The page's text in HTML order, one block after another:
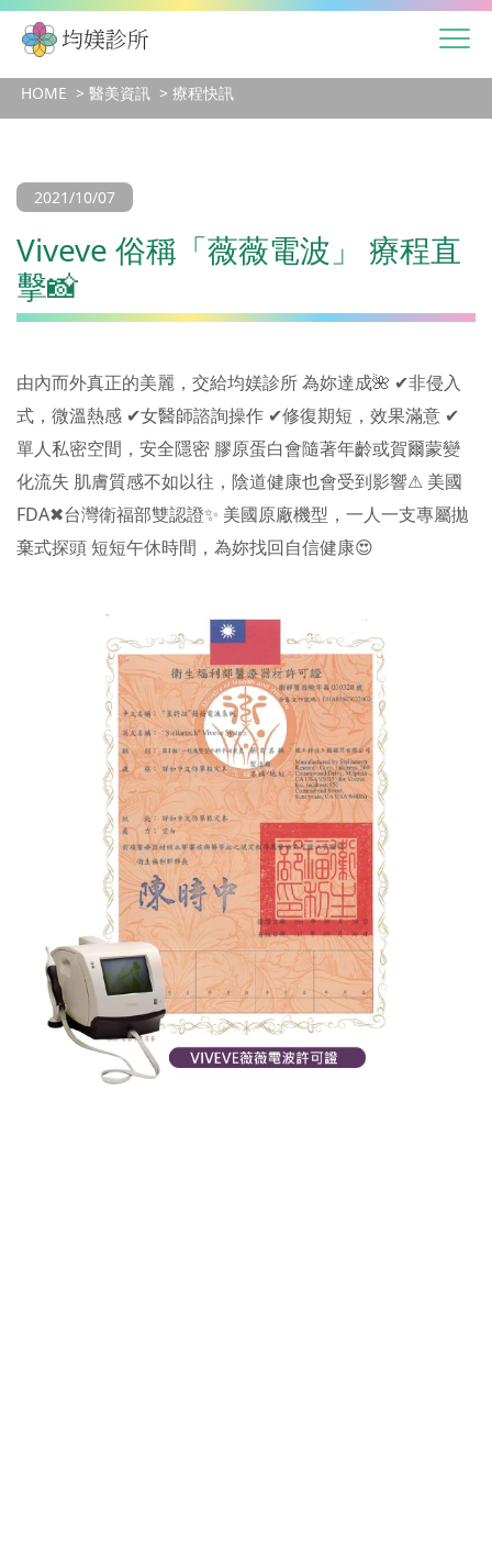
HOME 醫美資訊 療程快訊
2021/10/07
Viveve 俗稱「薇薇電波」 療程直
擊📸
由內而外真正的美麗，交給均媄診所 為妳達成🌺 ✔非侵入
式，微溫熱感 ✔女醫師諮詢操作 ✔修復期短，效果滿意 ✔
單人私密空間，安全隱密 膠原蛋白會隨著年齡或賀爾蒙變
化流失 肌膚質感不如以往，陰道健康也會受到影響⚠ 美國
FDA✖台灣衛福部雙認證✨ 美國原廠機型，一人一支專屬拋
棄式探頭 短短午休時間，為妳找回自信健康😍